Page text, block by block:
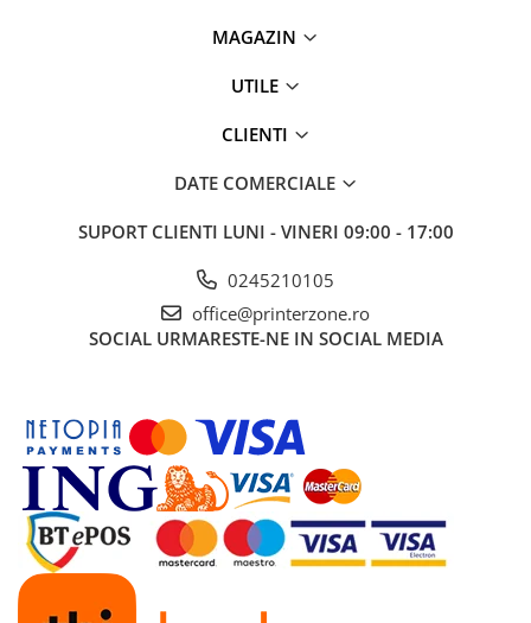
Telefoane
Accesorii telefoane
Smart Home
Camere supraveghere smart
Prize inteligente
Hub-uri smart
Termostate smart
MAGAZIN
UTILE
CLIENTI
DATE COMERCIALE
SUPORT CLIENTI LUNI - VINERI 09:00 - 17:00
0245210105
office@printerzone.ro
SOCIAL URMARESTE-NE IN SOCIAL MEDIA